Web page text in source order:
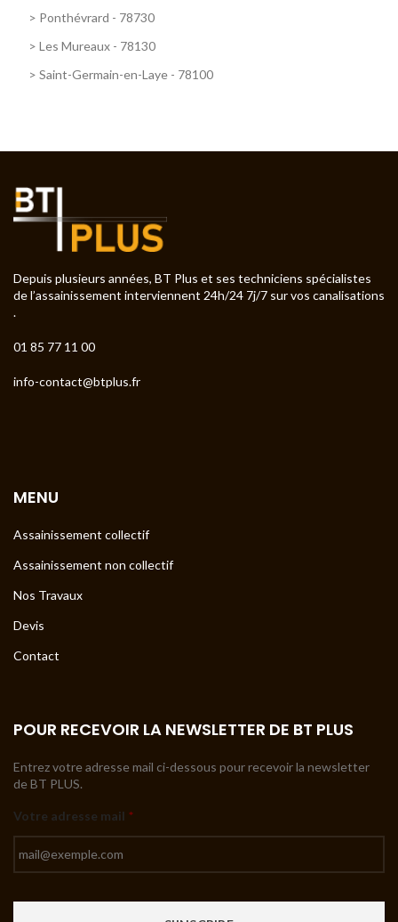
> Ponthévrard - 78730
> Les Mureaux - 78130
> Saint-Germain-en-Laye - 78100
Depuis plusieurs années, BT Plus et ses techniciens spécialistes
de l’assainissement interviennent 24h/24 7j/7 sur vos canalisations
.
01 85 77 11 00
info-contact@btplus.fr
MENU
Assainissement collectif
Assainissement non collectif
Nos Travaux
Devis
Contact
POUR RECEVOIR LA NEWSLETTER DE BT PLUS
Entrez votre adresse mail ci-dessous pour recevoir la newsletter
de BT PLUS.
Votre adresse mail *